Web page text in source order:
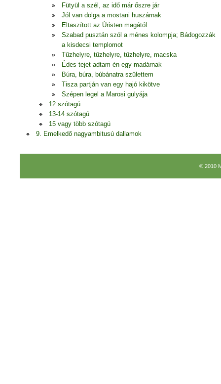
Fütyül a szél, az idő már őszre jár
Jól van dolga a mostani huszárnak
Eltaszított az Úristen magától
Szabad pusztán szól a ménes kolompja; Bádogozzák
a kisdecsi templomot
Tűzhelyre, tűzhelyre, tűzhelyre, macska
Édes tejet adtam én egy madárnak
Búra, búra, búbánatra születtem
Tisza partján van egy hajó kikötve
Szépen legel a Marosi gulyája
12 szótagú
13-14 szótagú
15 vagy több szótagú
9. Emelkedő nagyambitusú dallamok
© 2010